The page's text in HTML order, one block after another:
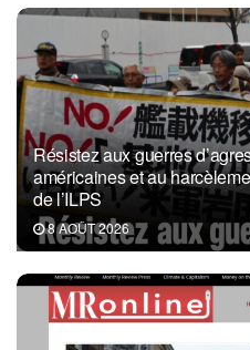
Résistez aux guerres
américaines et au
de l’ILPS
8 AOÛT 2026